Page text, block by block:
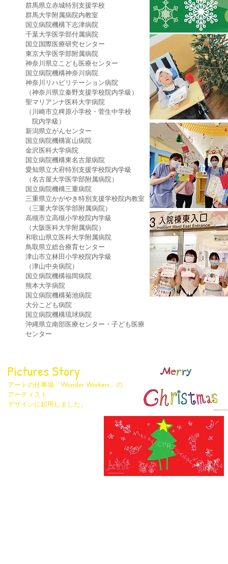
群馬県立赤城特別支援学校
群馬大学附属病院内教室
国立病院機構下志津病院
千葉大学医学部付属病院
国立国際医療研究センター
東京大学医学部附属病院
神奈川県立こども医療センター
国立病院機構神奈川病院
神奈川リハビリテーション病院
（神奈川県立秦野支援学校院内学級）
聖マリアンナ医科大学病院
（川崎市立稗原小学校・菅生中学校
院内学級）
新潟県立がんセンター
国立病院機構富山病院
金沢医科大学病院
国立病院機構東名古屋病院
愛知県立大府特別支援学校院内学級
（名古屋大学医学部附属病院）
国立病院機構三重病院
三重県立かがやき特別支援学校院内教室
（三重大学医学部附属病院）
高槻市立高槻小学校院内学級
（大阪医科大学附属病院）
和歌山県立医科大学附属病院
鳥取県立総合療育センター
津山市立林田小学校院内学級
（津山中央病院）
国立病院機構福岡病院
熊本大学病院
国立病院機構菊池病院
大分こども病院
国立病院機構琉球病院
沖縄県立南部医療センター・子ども医療
センター
​Pictures Story
アートの仕事場「Wonder Workers」の
アーティスト
デザインに起用しました。